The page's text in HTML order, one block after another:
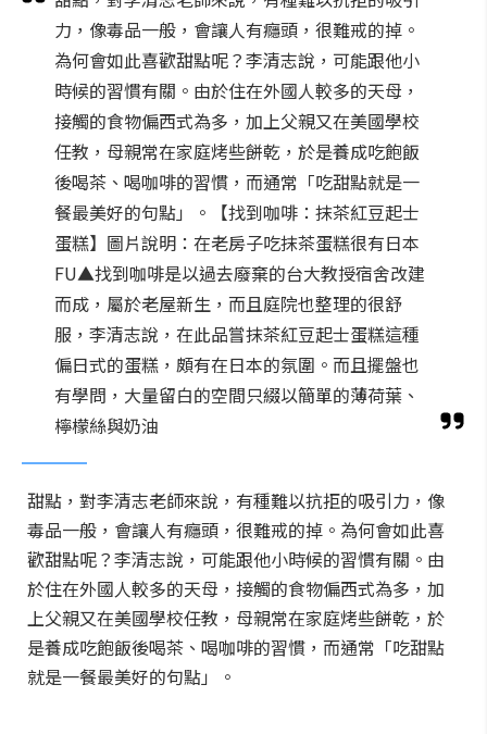
力，像毒品一般，會讓人有癮頭，很難戒的掉。
為何會如此喜歡甜點呢？李清志說，可能跟他小
時候的習慣有關。由於住在外國人較多的天母，
接觸的食物偏西式為多，加上父親又在美國學校
任教，母親常在家庭烤些餅乾，於是養成吃飽飯
後喝茶、喝咖啡的習慣，而通常「吃甜點就是一
餐最美好的句點」。【找到咖啡：抹茶紅豆起士
蛋糕】圖片說明：在老房子吃抹茶蛋糕很有日本
FU▲找到咖啡是以過去廢棄的台大教授宿舍改建
而成，屬於老屋新生，而且庭院也整理的很舒
服，李清志說，在此品嘗抹茶紅豆起士蛋糕這種
偏日式的蛋糕，頗有在日本的氛圍。而且擺盤也
有學問，大量留白的空間只綴以簡單的薄荷葉、
檸檬絲與奶油
甜點，對李清志老師來說，有種難以抗拒的吸引力，像
毒品一般，會讓人有癮頭，很難戒的掉。為何會如此喜
歡甜點呢？李清志說，可能跟他小時候的習慣有關。由
於住在外國人較多的天母，接觸的食物偏西式為多，加
上父親又在美國學校任教，母親常在家庭烤些餅乾，於
是養成吃飽飯後喝茶、喝咖啡的習慣，而通常「吃甜點
就是一餐最美好的句點」。